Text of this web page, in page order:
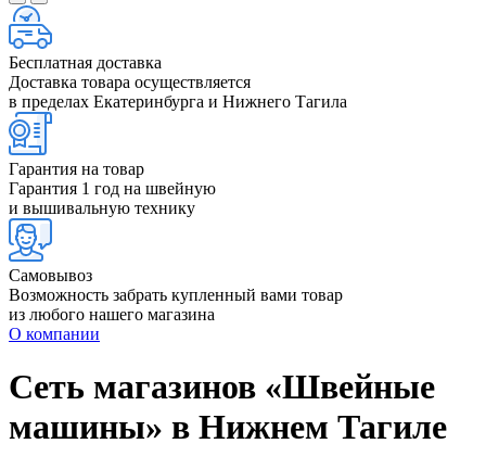
Бесплатная доставка
Доставка товара осуществляется
в пределах Екатеринбурга и Нижнего Тагила
Гарантия на товар
Гарантия 1 год на швейную
и вышивальную технику
Самовывоз
Возможность забрать купленный вами товар
из любого нашего магазина
О компании
Сеть магазинов «Швейные
машины» в Нижнем Тагиле